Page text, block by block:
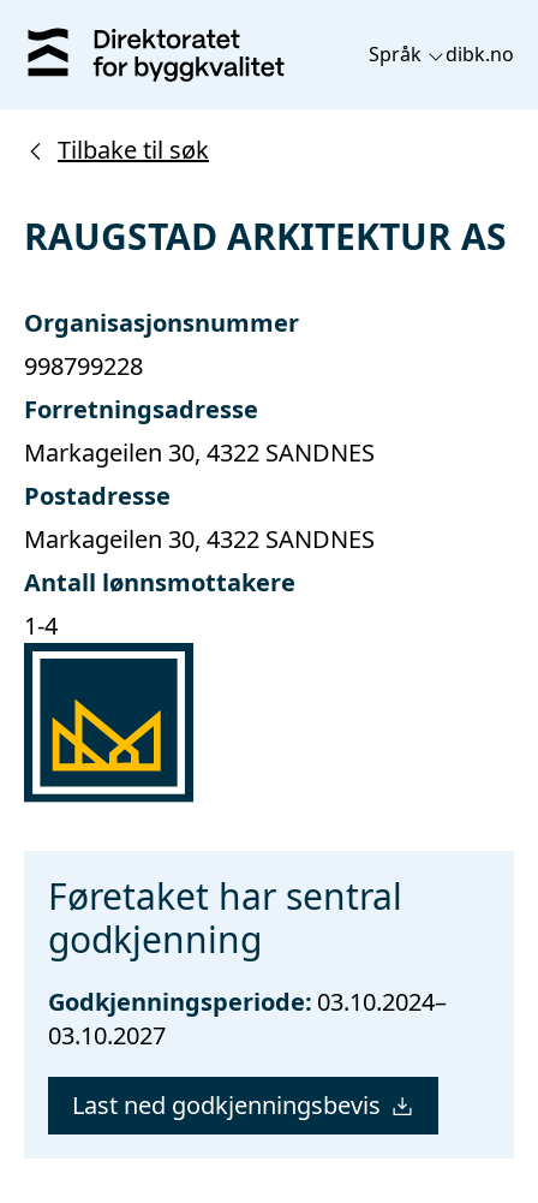
Språk dibk.no
Tilbake til søk
RAUGSTAD ARKITEKTUR AS
Organisasjonsnummer
998799228
Forretningsadresse
Markageilen 30, 4322 SANDNES
Postadresse
Markageilen 30, 4322 SANDNES
Antall lønnsmottakere
1-4
Føretaket har sentral
godkjenning
Godkjenningsperiode: 03.10.2024–
03.10.2027
Last ned godkjenningsbevis